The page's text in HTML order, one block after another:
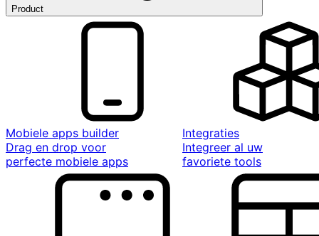
Product
Mobiele apps builder
Drag en drop voor
perfecte mobiele apps
Integraties
Integreer al uw
favoriete tools